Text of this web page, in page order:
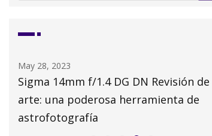
May 28, 2023
Sigma 14mm f/1.4 DG DN Revisión de
arte: una poderosa herramienta de
astrofotografía